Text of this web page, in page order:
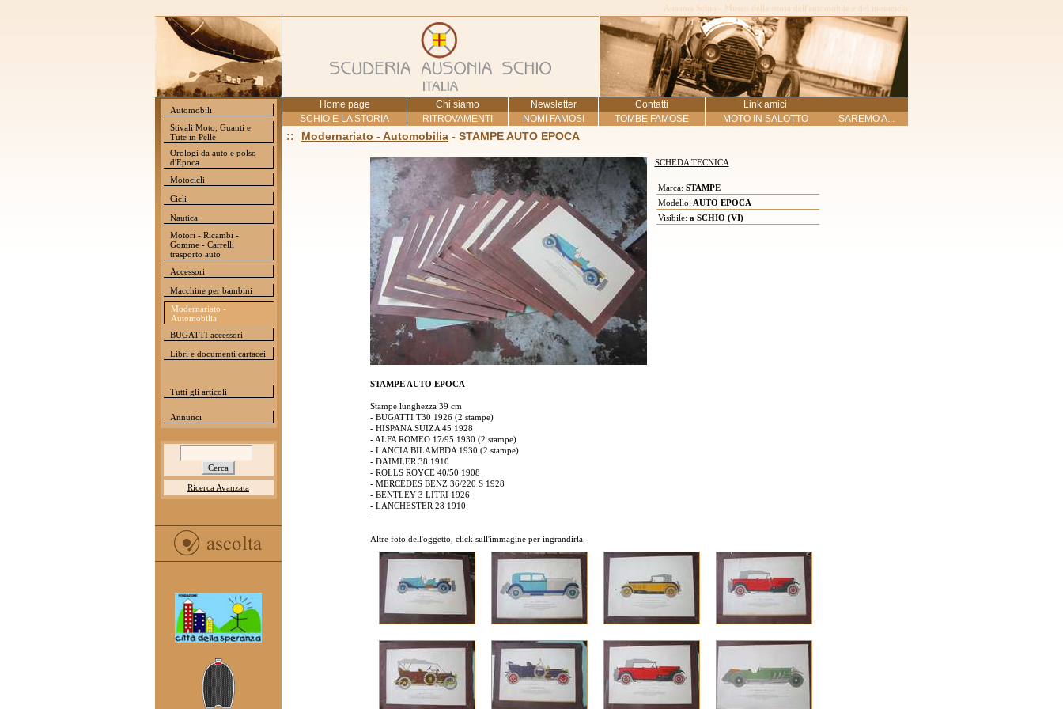
Ausonia Schio - Museo della storia dell'automobile e del motociclo
Automobili
Stivali Moto, Guanti e
Tute in Pelle
Orologi da auto e polso
d'Epoca
Motocicli
Cicli
Nautica
Motori - Ricambi -
Gomme - Carrelli
trasporto auto
Accessori
Macchine per bambini
Modernariato -
Automobilia
BUGATTI accessori
Libri e documenti cartacei
Tutti gli articoli
Annunci
Ricerca Avanzata
Home page Chi siamo Newsletter Contatti
Link amici
SCHIO E LA STORIA
RITROVAMENTI NOMI FAMOSI TOMBE FAMOSE MOTO IN SALOTTO SAREMO A...
:: Modernariato - Automobilia - STAMPE AUTO EPOCA
SCHEDA TECNICA
Marca: STAMPE
Modello: AUTO EPOCA
Visibile: a SCHIO (VI)
STAMPE AUTO EPOCA
Stampe lunghezza 39 cm
- BUGATTI T30 1926 (2 stampe)
- HISPANA SUIZA 45 1928
- ALFA ROMEO 17/95 1930 (2 stampe)
- LANCIA BILAMBDA 1930 (2 stampe)
- DAIMLER 38 1910
- ROLLS ROYCE 40/50 1908
- MERCEDES BENZ 36/220 S 1928
- BENTLEY 3 LITRI 1926
- LANCHESTER 28 1910
-
Altre foto dell'oggetto, click sull'immagine per ingrandirla.